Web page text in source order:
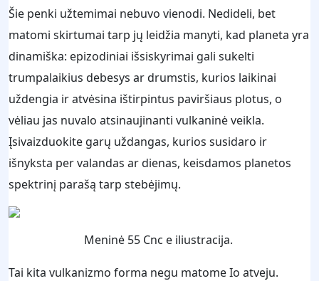
Šie penki užtemimai nebuvo vienodi. Nedideli, bet
matomi skirtumai tarp jų leidžia manyti, kad planeta yra
dinamiška: epizodiniai išsiskyrimai gali sukelti
trumpalaikius debesys ar drumstis, kurios laikinai
uždengia ir atvėsina ištirpintus paviršiaus plotus, o
vėliau jas nuvalo atsinaujinanti vulkaninė veikla.
Įsivaizduokite garų uždangas, kurios susidaro ir
išnyksta per valandas ar dienas, keisdamos planetos
spektrinį parašą tarp stebėjimų.
Meninė 55 Cnc e iliustracija.
Tai kita vulkanizmo forma negu matome Io atveju.